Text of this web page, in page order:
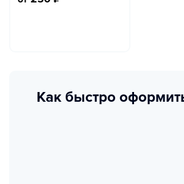
Как быстро